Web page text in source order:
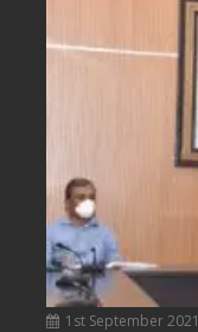
1st September 2021